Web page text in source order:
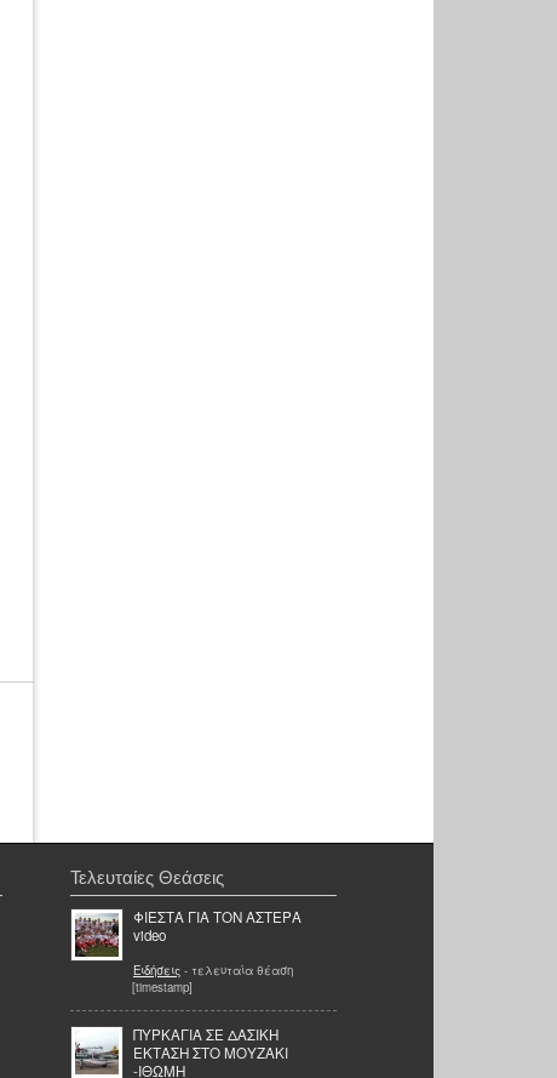
Τελευταίες Θεάσεις
ΦΙΕΣΤΑ ΓΙΑ ΤΟΝ ΑΣΤΕΡΑ
video
Ειδήσεις - τελευταία θέαση
[timestamp]
ΠΥΡΚΑΓΙΑ ΣΕ ΔΑΣΙΚΗ
ΕΚΤΑΣΗ ΣΤΟ ΜΟΥΖΑΚΙ
-ΙΘΩΜΗ